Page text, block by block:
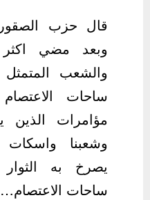
قال حزب
وبعد مضي
والشعب المتمثل
ساحات
مؤامرات الذين
وشعبنا
يصرخ به
ساحات الاعتصام…